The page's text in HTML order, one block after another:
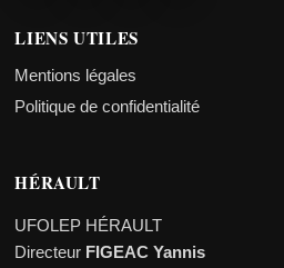
LIENS UTILES
Mentions légales
Politique de confidentialité
HÉRAULT
UFOLEP HÉRAULT
Directeur FIGEAC Yannis